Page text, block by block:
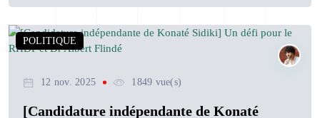
POLITIQUE
12 nov. 2025 1849 vue(s)
[Candidature indépendante de Konaté